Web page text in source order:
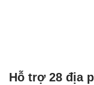
Hỗ trợ 28 địa